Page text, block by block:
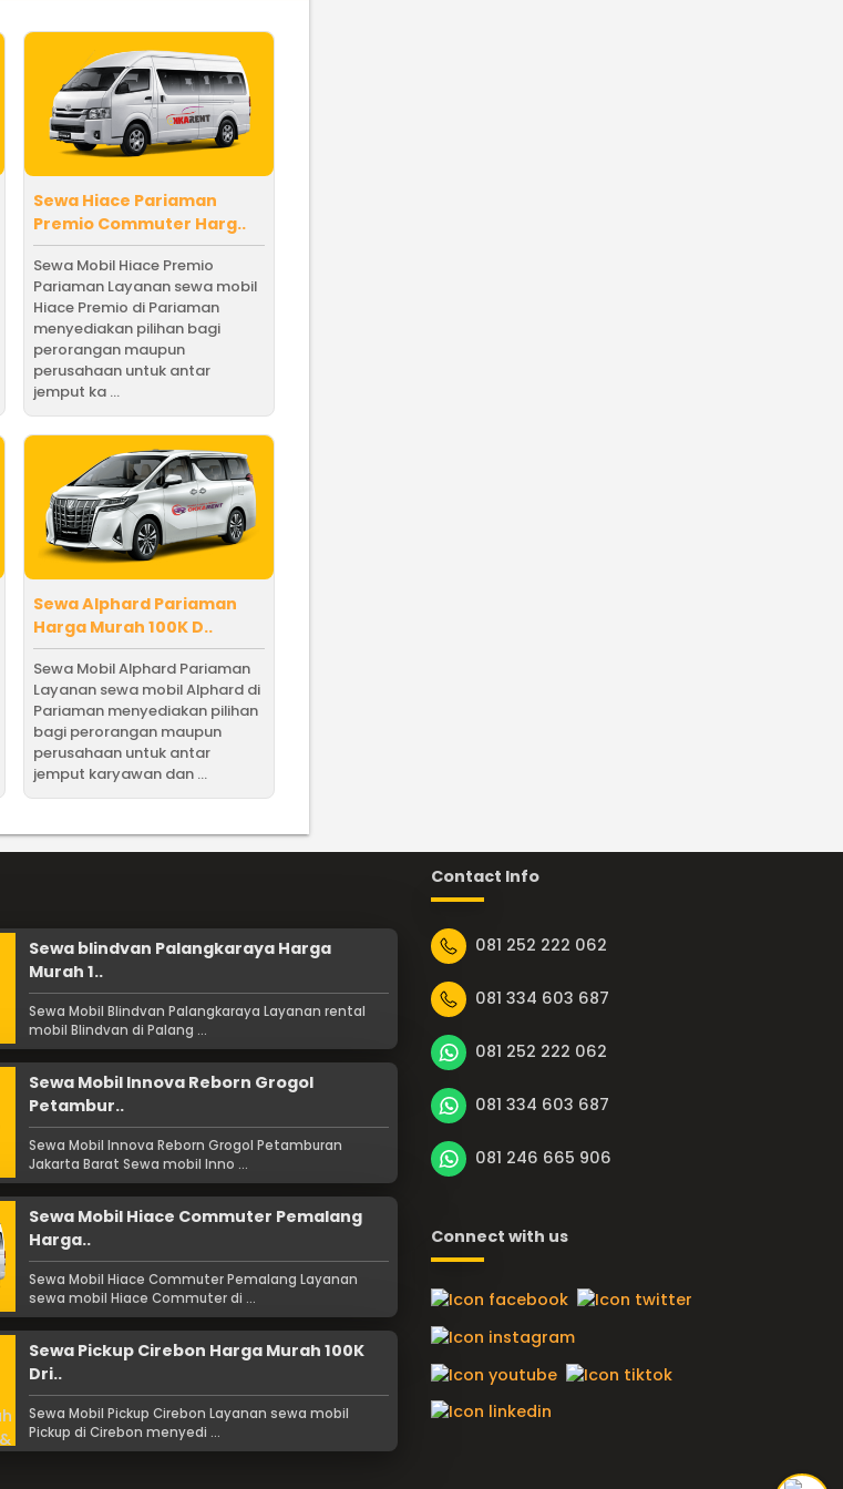
Sewa Hiace Pariaman
Premio Commuter Harg..
Sewa Mobil Hiace Premio
Pariaman Layanan sewa mobil
Hiace Premio di Pariaman
menyediakan pilihan bagi
perorangan maupun
perusahaan untuk antar
jemput ka ...
Sewa Alphard Pariaman
Harga Murah 100K D..
Sewa Mobil Alphard Pariaman
Layanan sewa mobil Alphard di
Pariaman menyediakan pilihan
bagi perorangan maupun
perusahaan untuk antar
jemput karyawan dan ...
Sewa blindvan Palangkaraya Harga
Murah 1..
Sewa Mobil Blindvan Palangkaraya Layanan rental
mobil Blindvan di Palang ...
Sewa Mobil Innova Reborn Grogol
Petambur..
Sewa Mobil Innova Reborn Grogol Petamburan
Jakarta Barat Sewa mobil Inno ...
Sewa Mobil Hiace Commuter Pemalang
Harga..
Sewa Mobil Hiace Commuter Pemalang Layanan
sewa mobil Hiace Commuter di ...
Sewa Pickup Cirebon Harga Murah 100K
Dri..
Sewa Mobil Pickup Cirebon Layanan sewa mobil
Pickup di Cirebon menyedi ...
Contact Info
081 252 222 062
081 334 603 687
081 252 222 062
081 334 603 687
081 246 665 906
Connect with us